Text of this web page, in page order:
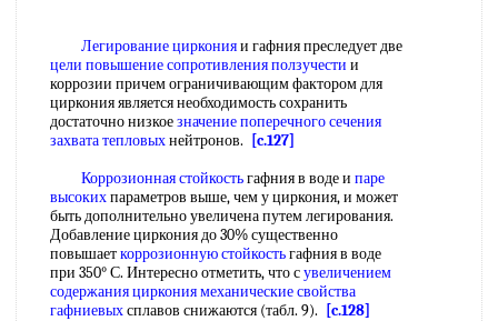
Легирование цирконияи гафния преследует две
цели повышениесопротивления ползучести и
коррозии причем ограничивающим фактором для
циркония является необходимость сохранить
достаточно низкоезначение поперечного сечения
захвата тепловыхнейтронов.
[c.127]
Коррозионная стойкостьгафния в воде и паре
высокихпараметров выше, чем у циркония, и может
быть дополнительно увеличена путем легирования.
Добавление циркония до 30% существенно
повышаеткоррозионную стойкостьгафния в воде
при 350° С. Интересно отметить, что сувеличением
содержанияциркония механические свойства
гафниевыхсплавов снижаются (табл. 9).
[c.128]